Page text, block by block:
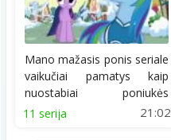
Mano mažasis ponis seriale
vaikučiai pamatys kaip
nuostabiai poniukės
atsisveikina su žiema....
11 serija 21:02